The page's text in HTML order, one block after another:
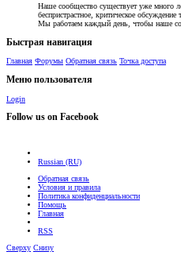
Наше сообщество существует уже много
беспристрастное, критическое
Мы работаем каждый день, чтобы наше
Быстрая навигация
Главная Форумы Обратная связь Точка доступа
Меню пользователя
Login
Follow us on Facebook
Russian (RU)
Обратная связь
Условия и правила
Политика конфиденциальности
Помощь
Главная
RSS
Сверху Снизу